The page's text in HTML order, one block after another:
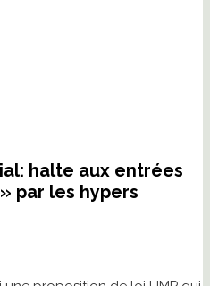
halte aux entrées
par les hypers